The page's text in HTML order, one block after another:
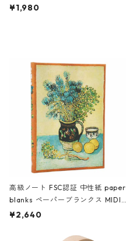
ch 3532 ルートート WR.ポーチ.ラ
¥1,980
高級ノート FSC認証 中性紙 paper
blanks ペーパーブランクス MIDI
ハードカバー 罫線 ヴァン・ゴッホ
¥2,640